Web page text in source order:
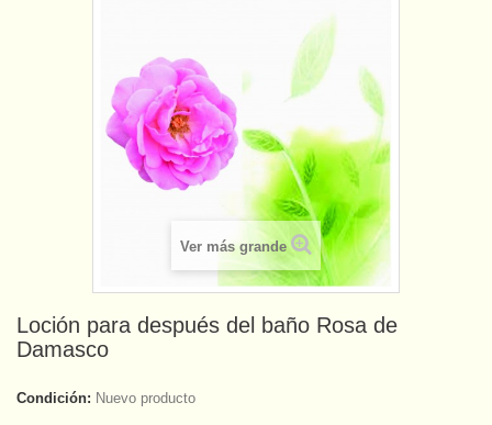
Ver más grande
Loción para después del baño Rosa de
Damasco
Condición: Nuevo producto